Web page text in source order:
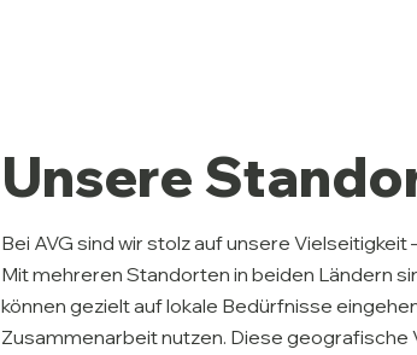
Unsere
Bei AVG sind wir stolz auf unsere
Mit mehreren Standorten in beiden Ländern
können gezielt auf lokale Bedürfnisse
Zusammenarbeit nutzen. Diese geografische